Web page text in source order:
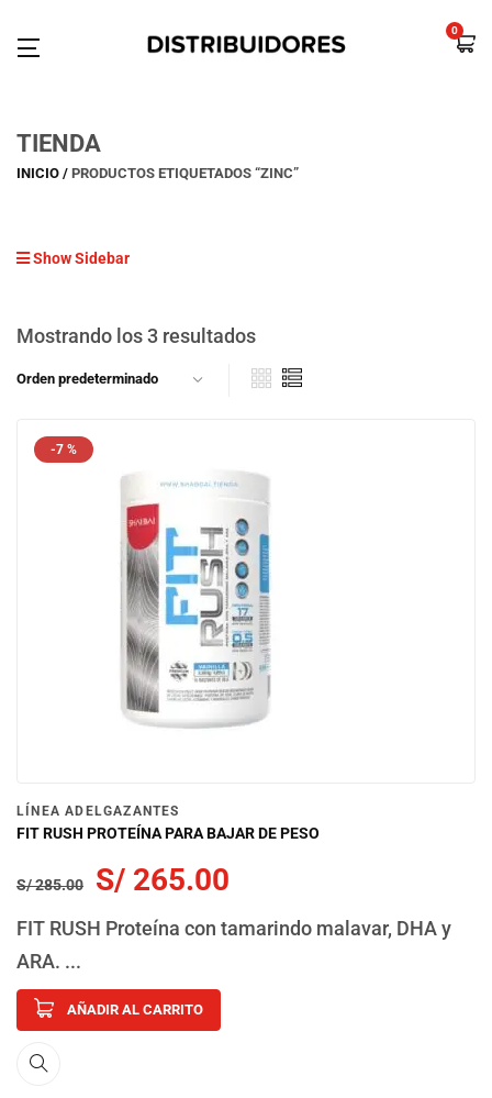
0
TIENDA
INICIO PRODUCTOS ETIQUETADOS “ZINC”
Show Sidebar
Mostrando los 3 resultados
-7 %
LÍNEA ADELGAZANTES
FIT RUSH PROTEÍNA PARA BAJAR DE PESO
S/285.00 S/ 265.00
FIT RUSH Proteína con tamarindo malavar, DHA y
ARA. ...
AÑADIR AL CARRITO